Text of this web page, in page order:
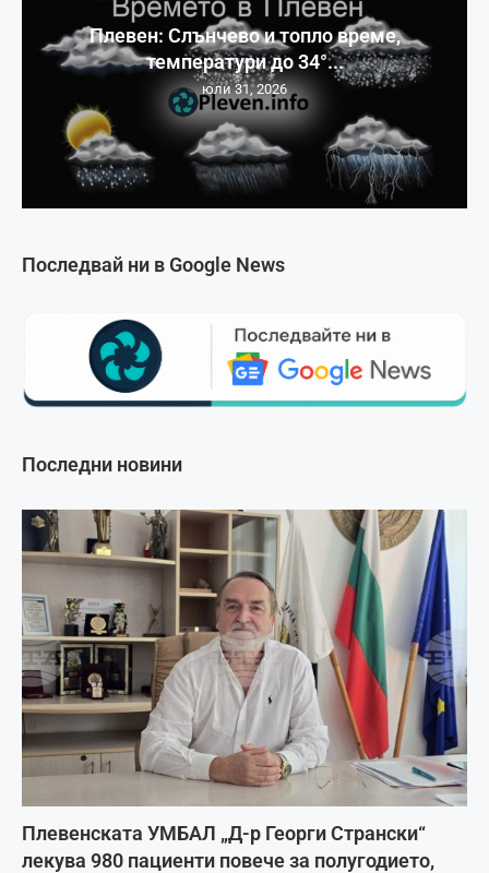
Последвай ни в Google News
Последни новини
Плевенската УМБАЛ „Д-р Георги Странски“
лекува 980 пациенти повече за полугодието,
Плевен: Слънчево и топло време,
температури до 34°...
юли 31, 2026